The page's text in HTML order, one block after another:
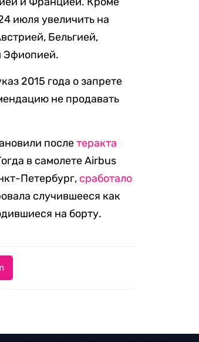
июля увеличить на
Бельгией,
Эфиопией.
2015 года о запрете
не продавать
послетеракта
в самолете Airbus
Петербург, сработало
случившееся как
на борту.